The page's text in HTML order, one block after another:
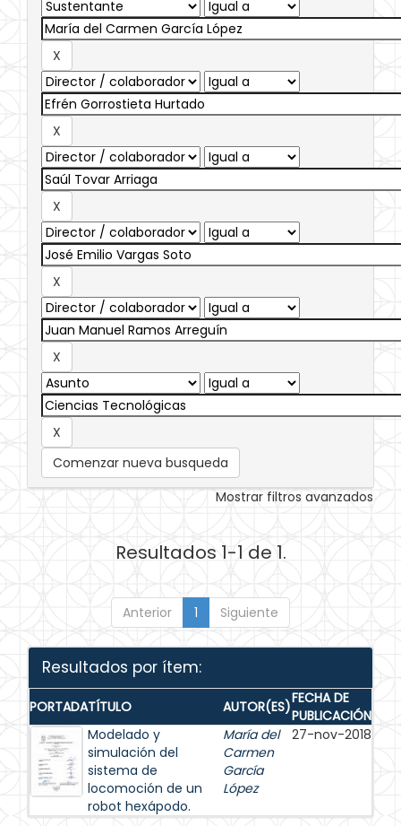
Comenzar nueva busqueda
Mostrar filtros avanzados
Resultados 1-1 de 1.
Anterior 1 Siguiente
Resultados por ítem:
PORTADATÍTULO AUTOR(ES)FECHA DE
PUBLICACIÓN
Modelado y
simulación del
sistema de
locomoción de un
robot hexápodo.
María del
Carmen
García
López
27-nov-2018